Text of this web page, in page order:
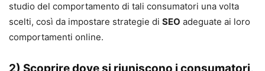
studio del comportamento di tali consumatori una volta
scelti, così da impostare strategie di SEO adeguate ai loro
comportamenti online.